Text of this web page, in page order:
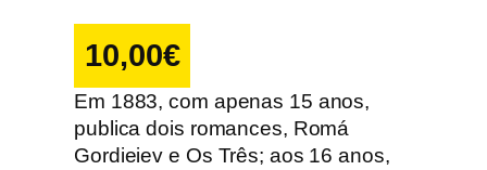
10,00€
Em 1883, com apenas 15 anos,
publica dois romances, Romá
Gordieiev e Os Três; aos 16 anos,